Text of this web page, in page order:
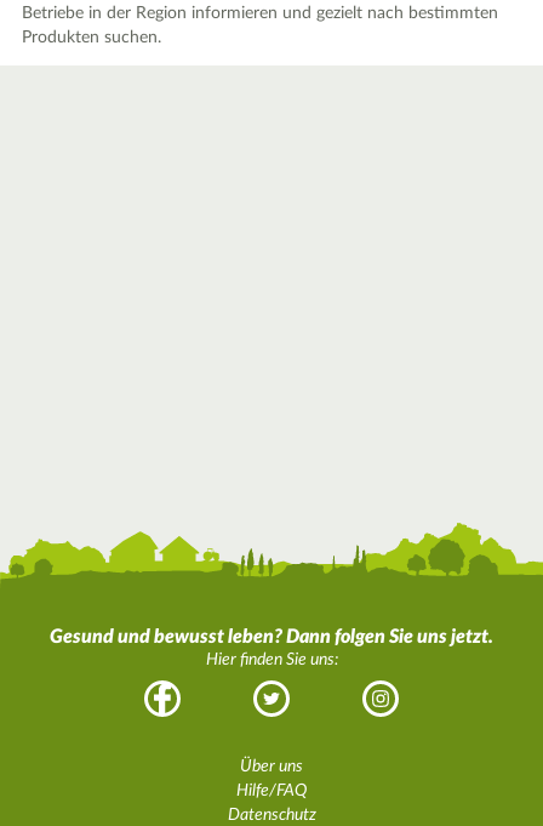
Betriebe in der Region informieren und gezielt nach bestimmten
Produkten suchen.
Gesund und bewusst leben? Dann folgen Sie uns jetzt.
Hier finden Sie uns:
Facebook Twitter Instagram
Über uns
Hilfe/FAQ
Datenschutz